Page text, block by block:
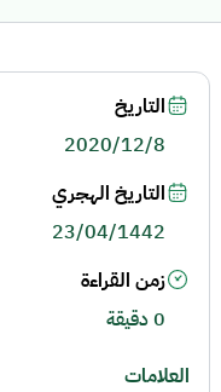
التاريخ
2020/12/8
التاريخ الهجري
23/04/1442
زمن القراءة
0 دقيقة
العلامات